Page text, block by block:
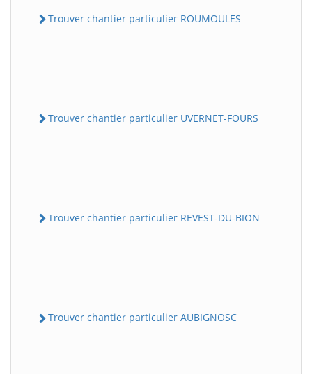
Trouver chantier particulier ROUMOULES
Trouver chantier particulier UVERNET-FOURS
Trouver chantier particulier REVEST-DU-BION
Trouver chantier particulier AUBIGNOSC